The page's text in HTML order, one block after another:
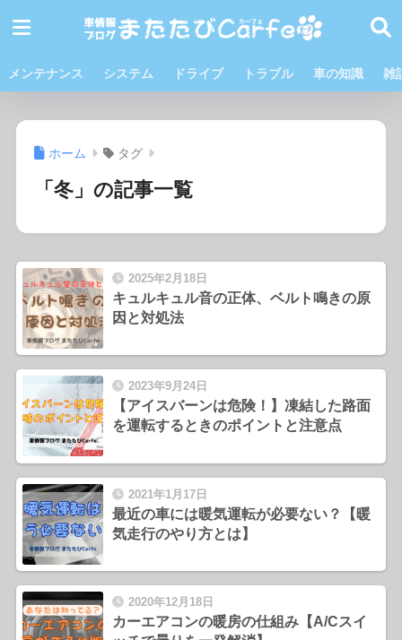
メンテナンス システム ドライブ トラブル 車の知識 雑
ホーム タグ
「冬」の記事一覧
2025年2月18日
キュルキュル音の正体、ベルト鳴きの原
因と対処法
2023年9月24日
【アイスバーンは危険！】凍結した路面
を運転するときのポイントと注意点
2021年1月17日
最近の車には暖気運転が必要ない？【暖
気走行のやり方とは】
2020年12月18日
カーエアコンの暖房の仕組み【A/Cスイ